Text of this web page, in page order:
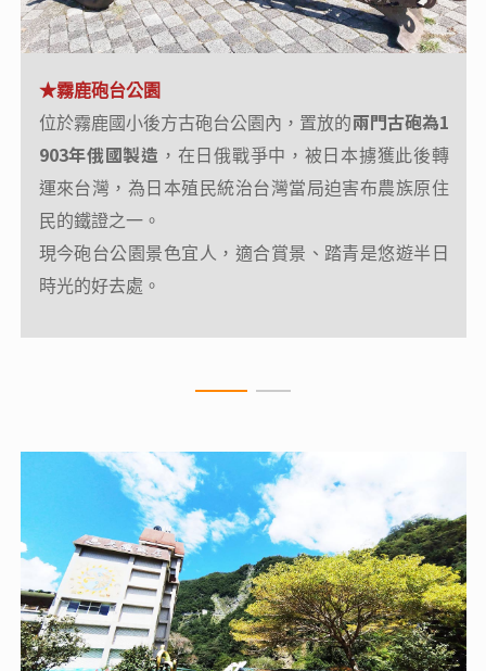
★霧鹿砲台公園
位於霧鹿國小後方古砲台公園內，置放的兩門古砲為1
903年俄國製造 ，在日俄戰爭中，被日本擄獲此後轉
運來台灣，為日本殖民統治台灣當局迫害布農族原住
民的鐵證之一。
現今砲台公園景色宜人，適合賞景、踏青是悠遊半日
時光的好去處。
★禮納里好茶部落(車導帶領自由部落搜奇)
禮納里（Rinari）意為「等待恩典的地方」，是由霧台
鄉好茶村、三地門鄉大社村家鄉瑪家村共同組成的部
落，新居民在這裡落地生根，並命 名為禮納里象徵希
望延伸。
住戶致力推廣在地的文化創意工藝，讓此地擁有祥和
喜樂的氛圍，重現美麗原鄉文化，媲美南法的普羅旺